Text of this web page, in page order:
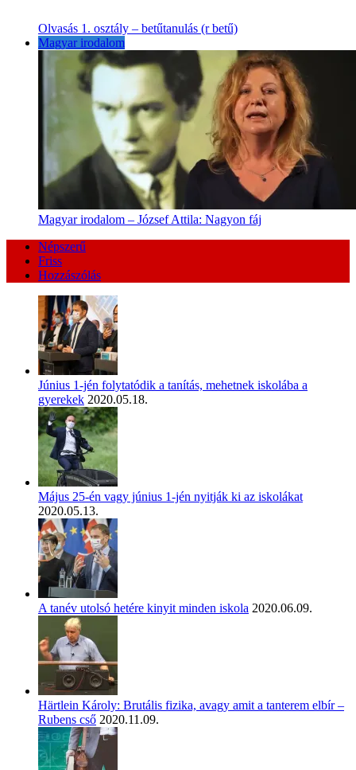
Olvasás 1. osztály – betűtanulás (r betű)
Magyar irodalom
Magyar irodalom – József Attila: Nagyon fáj
Népszerű
Friss
Hozzászólás
Június 1-jén folytatódik a tanítás, mehetnek iskolába a
gyerekek 2020.05.18.
Május 25-én vagy június 1-jén nyitják ki az iskolákat
2020.05.13.
A tanév utolsó hetére kinyit minden iskola 2020.06.09.
Härtlein Károly: Brutális fizika, avagy amit a tanterem elbír –
Rubens cső 2020.11.09.